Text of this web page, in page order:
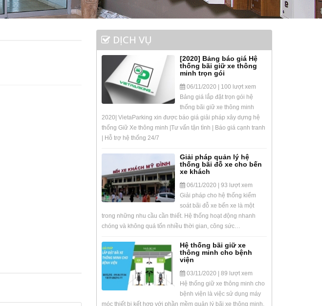
DỊCH VỤ
[2020] Bảng báo giá Hệ
thống bãi giữ xe thông
minh trọn gói
06/11/2020 | 100 lượt xem
Bảng giá lắp đặt trọn gói hệ
thống bãi giữ xe thông minh
2020| VietaParking xin được báo giá giải pháp xây dựng hệ
thống Giữ Xe thông minh |Tư vấn tận tình | Báo giá cạnh tranh
| Hỗ trợ hệ thống 24/7
Giải pháp quản lý hệ
thống bãi đỗ xe cho bến
xe khách
06/11/2020 | 93 lượt xem
Giải pháp cho hệ thống kiểm
soát bãi đỗ xe bến xe là một
trong những nhu cầu cần thiết. Hệ thống hoạt động nhanh
chóng và không quá tốn nhiều thời gian, công sức…
Hệ thống bãi giữ xe
thông minh cho bệnh
viện
03/11/2020 | 89 lượt xem
Hệ thống giữ xe thông minh cho
bệnh viện là việc sử dụng máy
móc thiết bị kết hợp với phần mềm quản lý bãi xe thông minh.